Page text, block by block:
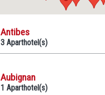
Antibes
3 Aparthotel(s)
Aubignan
1 Aparthotel(s)